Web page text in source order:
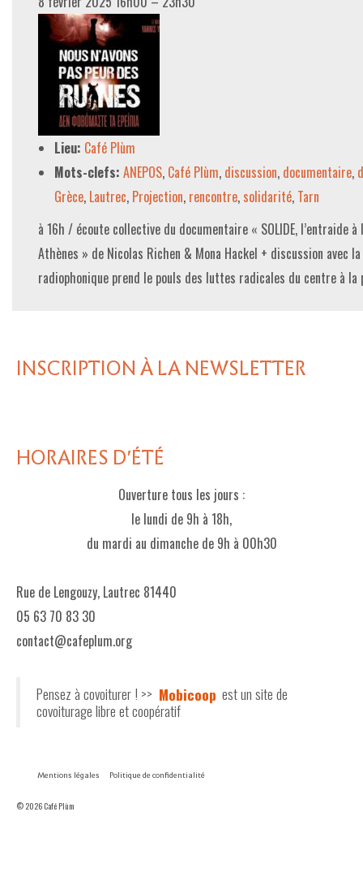
Lieu: Café Plùm
Mots-clefs: ANEPOS, Café Plùm, discussion, documentaire,
Grèce, Lautrec, Projection, rencontre, solidarité, Tarn
à 16h / écoute collective du documentaire « SOLIDE, l’entraide
Athènes » de Nicolas Richen & Mona Hackel + discussion avec
radiophonique prend le pouls des luttes radicales du centre à la
INSCRIPTION À LA NEWSLETTER
HORAIRES D'ÉTÉ
Ouverture tous les jours :
le lundi de 9h à 18h,
du mardi au dimanche de 9h à 00h30
Rue de Lengouzy, Lautrec 81440
05 63 70 83 30
contact@cafeplum.org
Pensez à covoiturer ! >> Mobicoop est un site de
covoiturage libre et coopératif
Mentions légales Politique de confidentialité
© 2026 Café Plùm